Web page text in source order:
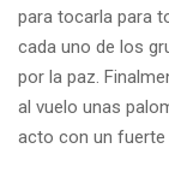
para tocarla para
cada uno de los
por la paz.
al vuelo unas
acto con un fuerte